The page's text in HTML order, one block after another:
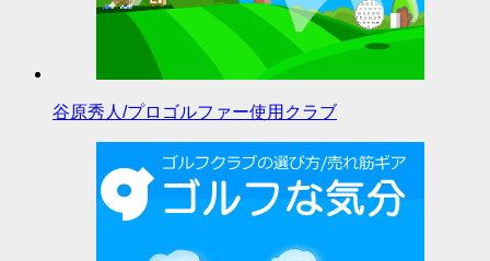
谷原秀人/プロゴルファー使用クラブ